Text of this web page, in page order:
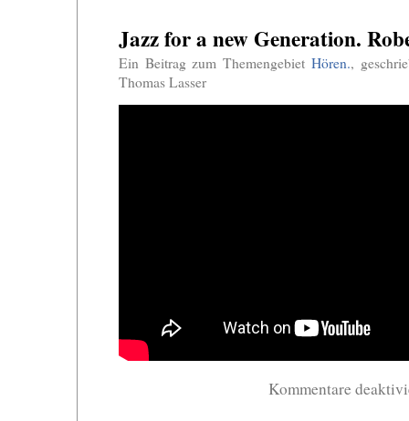
Jazz for a new Generation.
Ein Beitrag zum Themengebiet Hören.,
Thomas Lasser
Kommentare